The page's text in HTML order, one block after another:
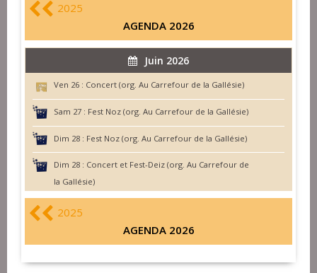
2025
AGENDA 2026
Juin 2026
Ven 26 : Concert (org. Au Carrefour de la Gallésie)
Sam 27 : Fest Noz (org. Au Carrefour de la Gallésie)
Dim 28 : Fest Noz (org. Au Carrefour de la Gallésie)
Dim 28 : Concert et Fest-Deiz (org. Au Carrefour de
la Gallésie)
2025
AGENDA 2026